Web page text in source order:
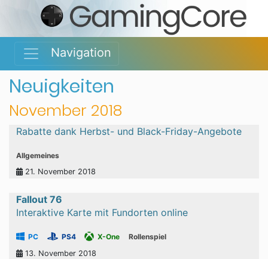
Navigation
Neuigkeiten
November 2018
Rabatte dank Herbst- und Black-Friday-Angebote
Allgemeines
21. November 2018
Fallout 76
Interaktive Karte mit Fundorten online
PC PS4 X-One
Rollenspiel
13. November 2018